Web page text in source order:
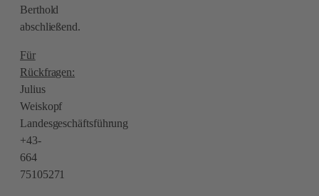
Berthold
abschließend.
Für
Rückfragen:
Julius
Weiskopf
Landesgeschäftsführung
+43-
664
75105271